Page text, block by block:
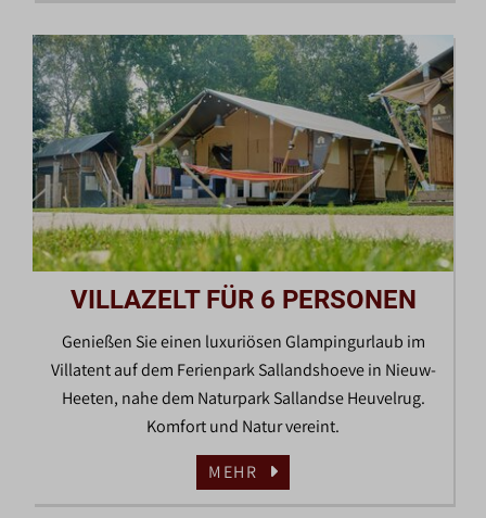
VILLAZELT FÜR 6 PERSONEN
Genießen Sie einen luxuriösen Glampingurlaub im
Villatent auf dem Ferienpark Sallandshoeve in Nieuw-
Heeten, nahe dem Naturpark Sallandse Heuvelrug.
Komfort und Natur vereint.
MEHR